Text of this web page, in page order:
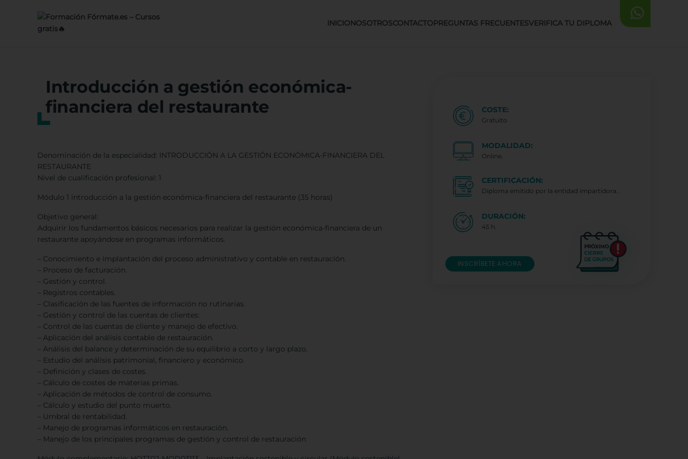
contenido
INICIONOSOTROSCONTACTOPREGUNTAS FRECUENTESVERIFICA TU DIPLOMA
Introducción a gestión económica-
financiera del restaurante
Denominación de la especialidad: INTRODUCCIÓN A LA GESTIÓN ECONÓMICA-FINANCIERA DEL
RESTAURANTE
Nivel de cualificación profesional: 1
Módulo 1 introducción a la gestión económica-financiera del restaurante (35 horas)
Objetivo general:
Adquirir los fundamentos básicos necesarios para realizar la gestión económica-financiera de un
restaurante apoyándose en programas informáticos.
– Conocimiento e implantación del proceso administrativo y contable en restauración.
– Proceso de facturación.
– Gestión y control.
– Registros contables.
– Clasificación de las fuentes de información no rutinarias.
– Gestión y control de las cuentas de clientes:
– Control de las cuentas de cliente y manejo de efectivo.
– Aplicación del análisis contable de restauración.
– Análisis del balance y determinación de su equilibrio a corto y largo plazo.
– Estudio del análisis patrimonial, financiero y económico.
– Definición y clases de costes.
– Cálculo de costes de materias primas.
– Aplicación de métodos de control de consumo.
– Cálculo y estudio del punto muerto.
– Umbral de rentabilidad.
– Manejo de programas informáticos en restauración.
– Manejo de los principales programas de gestión y control de restauración
COSTE:
Gratuito
MODALIDAD:
Online.
CERTIFICACIÓN:
Diploma emitido por la entidad impartidora..
DURACIÓN:
45 h.
INSCRÍBETE AHORA